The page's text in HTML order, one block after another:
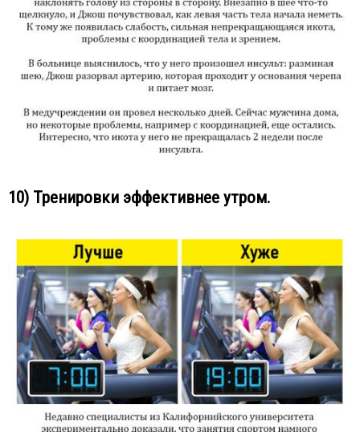
10) Тренировки эффективнее утром.